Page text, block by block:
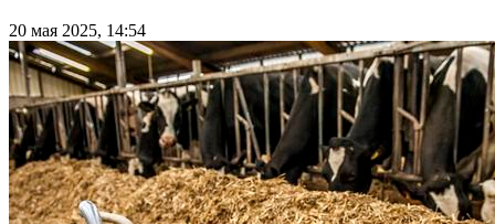
20 мая 2025, 14:54